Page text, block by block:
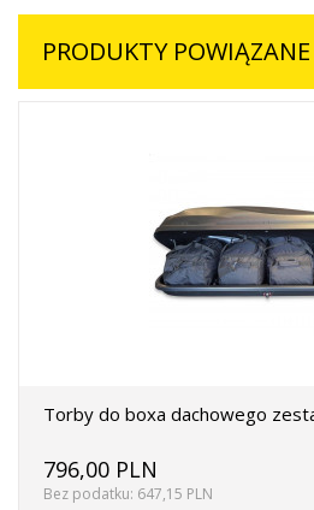
PRODUKTY POWIĄZANE
Torby do boxa dachowego
796,00 PLN
Bez podatku: 647,15 PLN